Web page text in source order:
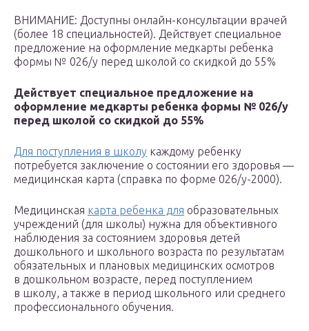
ВНИМАНИЕ: Доступны онлайн-консультации врачей
(более 18 специальностей). Действует специальное
предложение на оформление медкарты ребенка
формы № 026/у перед школой со скидкой до 55%
Действует специальное предложение на
оформление медкарты ребенка формы № 026/у
перед школой со скидкой до 55%
Для поступления в школу каждому ребенку
потребуется заключение о состоянии его здоровья —
медицинская карта (справка по форме 026/у-2000).
Медицинская карта ребенка для образовательных
учреждений (для школы) нужна для объективного
наблюдения за состоянием здоровья детей
дошкольного и школьного возраста по результатам
обязательных и плановых медицинских осмотров
в дошкольном возрасте, перед поступлением
в школу, а также в период школьного или среднего
профессионального обучения.